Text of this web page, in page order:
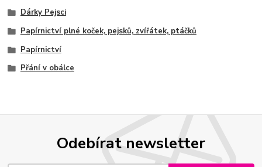
Dárky Pejsci
Papírnictví plné koček, pejsků, zvířátek, ptáčků
Papírnictví
Přání v obálce
Odebírat newsletter